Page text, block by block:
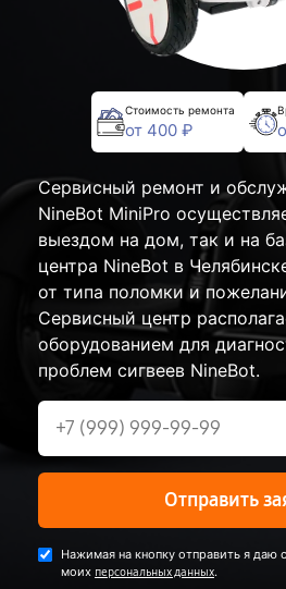
Стоимость ремонта
от 400 ₽
Сервисный ремонт и
NineBot MiniPro
выездом на дом, так и на
центра NineBot в
от типа поломки и
Сервисный центр
оборудованием для
проблем сигвеев NineBot.
Отправить
Нажимая на кнопку отправить я даю
моих персональных данных.